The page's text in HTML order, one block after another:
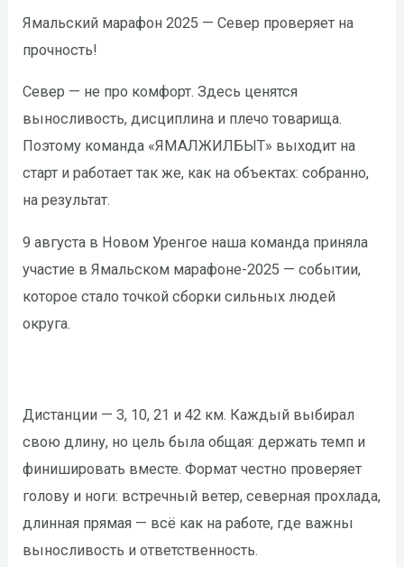
Ямальский марафон 2025 — Север проверяет на
прочность!
Север — не про комфорт. Здесь ценятся
выносливость, дисциплина и плечо товарища.
Поэтому команда «ЯМАЛЖИЛБЫТ» выходит на
старт и работает так же, как на объектах: собранно,
на результат.
9 августа в Новом Уренгое наша команда приняла
участие в Ямальском марафоне-2025 — событии,
которое стало точкой сборки сильных людей
округа.
Дистанции — 3, 10, 21 и 42 км. Каждый выбирал
свою длину, но цель была общая: держать темп и
финишировать вместе. Формат честно проверяет
голову и ноги: встречный ветер, северная прохлада,
длинная прямая — всё как на работе, где важны
выносливость и ответственность.